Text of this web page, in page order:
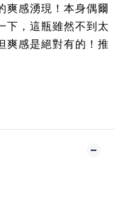
爽感湧現！本身偶爾
下，這瓶雖然不到太
爽感是絕對有的！推